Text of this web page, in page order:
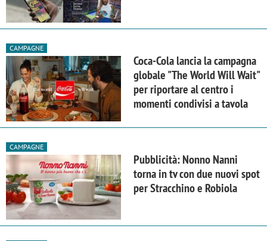
CAMPAGNE
Coca-Cola lancia la campagna
globale "The World Will Wait"
per riportare al centro i
momenti condivisi a tavola
CAMPAGNE
Pubblicità: Nonno Nanni
torna in tv con due nuovi spot
per Stracchino e Robiola